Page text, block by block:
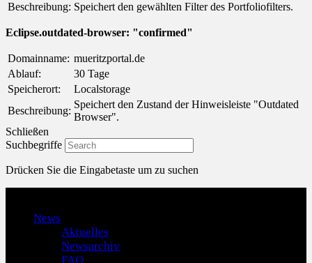
Beschreibung: Speichert den gewählten Filter des Portfoliofilters.
Eclipse.outdated-browser: "confirmed"
Domainname: mueritzportal.de
Ablauf:
30 Tage
Speicherort:
Localstorage
Beschreibung:
Speichert den Zustand der Hinweisleiste "Outdated
Browser".
Schließen
Suchbegriffe
Drücken Sie die Eingabetaste um zu suchen
News
Aktuelles
Newsarchiv
FAQ